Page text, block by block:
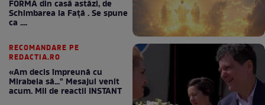
FORMA din casă astăzi, de
Schimbarea la Față . Se spune
ca ....
RECOMANDARE PE
REDACTIA.RO
«Am decis împreună cu
Mirabela să..." Mesajul venit
acum. Mii de reactii INSTANT